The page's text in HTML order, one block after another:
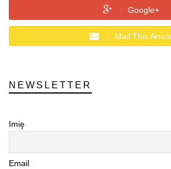
Google+
Mail This
NEWSLETTER
Imię
Email